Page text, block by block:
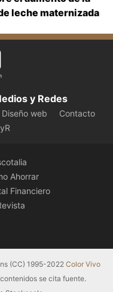
leche maternizada
y Redes
web
Contacto
Ahorrar
Financiero
(CC) 1995-2022 Color Vivo
se cita fuente.